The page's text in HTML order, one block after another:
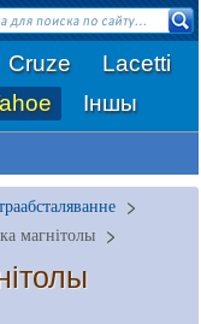
Cruze
Lacetti
Іншы
магнітолы